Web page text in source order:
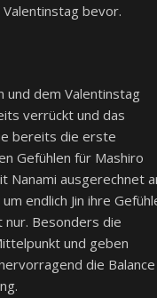
bevor.
und dem Valentinstag
verrückt und das
bereits die erste
Gefühlen für Mashiro
Nanami ausgerechnet
endlich Jin ihre
nur. Besonders die
und geben
die Balance